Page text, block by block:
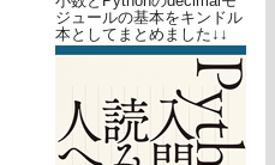
ジュールの基本をキンドル
本としてまとめました↓↓